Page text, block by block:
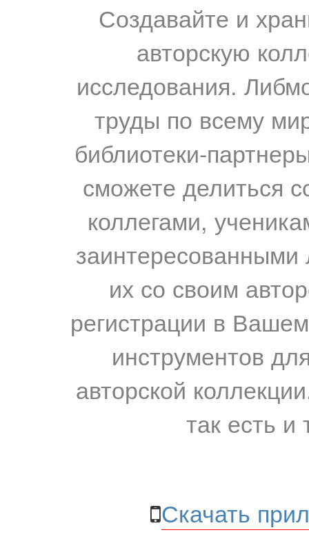
Создавайте и
авторскую
исследования.
труды по всему
библиотеки-
сможете делиться
коллегами,
их со своим
регистрации в
инструментов
авторской
так есть и
Скачать